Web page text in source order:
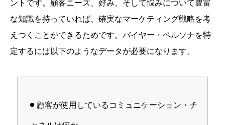
ントです。顧客ニーズ、好み、そして悩みについて豊富
な知識を持っていれば、確実なマーケティング戦略を考
えつくことができるためです。バイヤー・ペルソナを特
定するには以下のようなデータが必要になります。
顧客が使用しているコミュニケーション・チ